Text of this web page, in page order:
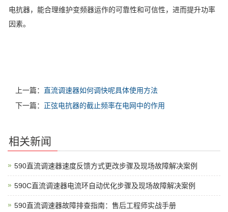
电抗器，能合理维护变频器运作的可靠性和可信性，进而提升功率
因素。
上一篇： 直流调速器如何调快呢具体使用方法
下一篇： 正弦电抗器的截止频率在电网中的作用
相关新闻
590直流调速器速度反馈方式更改步骤及现场故障解决案例
590C直流调速器电流环自动优化步骤及现场故障解决案例
590直流调速器故障排查指南：售后工程师实战手册